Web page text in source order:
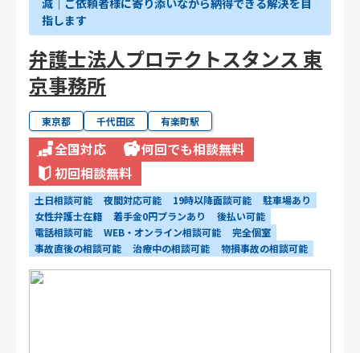
減｜ご依頼者様に寄り添いながら納得できる解決を目
指します
弁護士法人プロテクトスタンス 東
京事務所
東京都 千代田区 有楽町駅
全国対応
何回でも相談無料
初回相談無料
土日相談可能 夜間対応可能 19時以降面談可能
駐車場あり
女性弁護士在籍
着手金0円プランあり
後払い可能
電話相談可能
WEB・オンライン相談可能
完全個室
事故直後の相談可能
治療中の相談可能 物損事故の相談可能